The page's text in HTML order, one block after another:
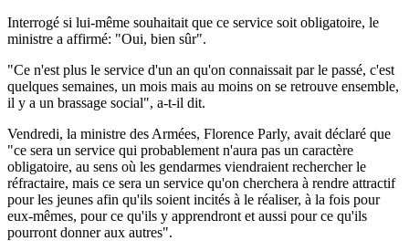
Interrogé si lui-même souhaitait que ce service soit obligatoire, le
ministre a affirmé: "Oui, bien sûr".
"Ce n'est plus le service d'un an qu'on connaissait par le passé, c'est
quelques semaines, un mois mais au moins on se retrouve ensemble,
il y a un brassage social", a-t-il dit.
Vendredi, la ministre des Armées, Florence Parly, avait déclaré que
"ce sera un service qui probablement n'aura pas un caractère
obligatoire, au sens où les gendarmes viendraient rechercher le
réfractaire, mais ce sera un service qu'on cherchera à rendre attractif
pour les jeunes afin qu'ils soient incités à le réaliser, à la fois pour
eux-mêmes, pour ce qu'ils y apprendront et aussi pour ce qu'ils
pourront donner aux autres".